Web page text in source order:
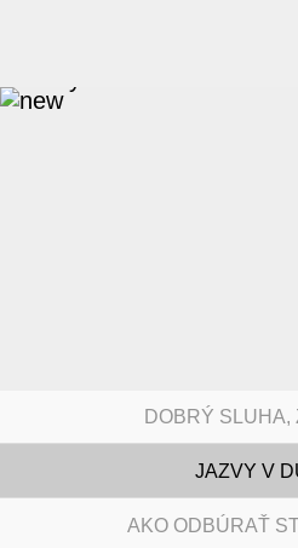
DOBRÝ SLUHA,
JAZVY V
AKO ODBÚRAŤ